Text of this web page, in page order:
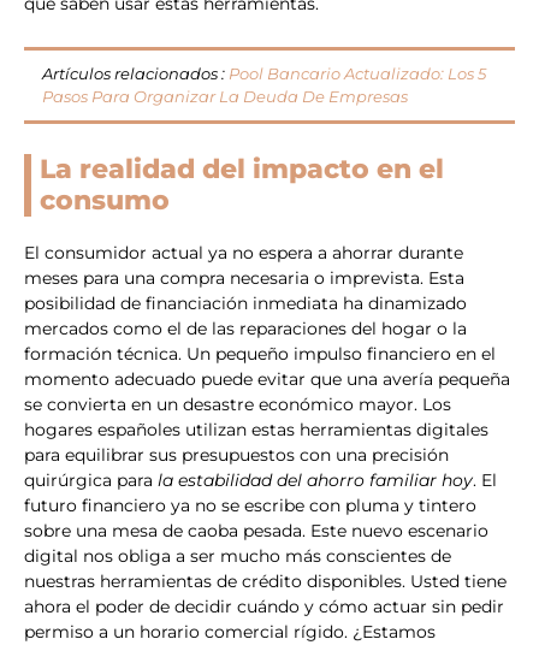
Artículos relacionados : Pool Bancario Actualizado: Los 5
Pasos Para Organizar La Deuda De Empresas
La realidad del impacto en el
consumo
El consumidor actual ya no espera a ahorrar durante
meses para una compra necesaria o imprevista. Esta
posibilidad de financiación inmediata ha dinamizado
mercados como el de las reparaciones del hogar o la
formación técnica. Un pequeño impulso financiero en el
momento adecuado puede evitar que una avería pequeña
se convierta en un desastre económico mayor. Los
hogares españoles utilizan estas herramientas digitales
para equilibrar sus presupuestos con una precisión
quirúrgica para la estabilidad del ahorro familiar hoy. El
futuro financiero ya no se escribe con pluma y tintero
sobre una mesa de caoba pesada. Este nuevo escenario
digital nos obliga a ser mucho más conscientes de
nuestras herramientas de crédito disponibles. Usted tiene
ahora el poder de decidir cuándo y cómo actuar sin pedir
permiso a un horario comercial rígido. ¿Estamos